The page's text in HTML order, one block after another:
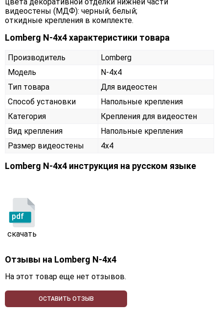
цвета декоративной отделки нижней части
видеостены (МДФ): черный; белый;
откидные крепления в комплекте.
Lomberg N-4х4 характеристики товара
Производитель
Lomberg
Модель
N-4х4
Тип товара
Для видеостен
Способ установки
Напольные крепления
Категория
Крепления для видеостен
Вид крепления
Напольные крепления
Размер видеостены
4x4
Lomberg N-4х4 инструкция на русском языке
pdf
скачать
Отзывы на Lomberg N-4х4
На этот товар еще нет отзывов.
ОСТАВИТЬ ОТЗЫВ